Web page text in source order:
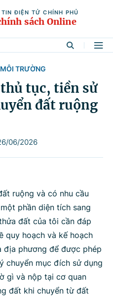
TIN ĐIỆN TỬ CHÍNH PHỦ
sách Online
Nhập lại
TRƯỜNG
tục, tiền sử
đất ruộng
06/2026
ruộng và có nhu cầu
phần diện tích sang
đất của tôi cần đáp
quy hoạch và kế hoạch
địa phương để được phép
chuyển mục đích sử dụng
gì và nộp tại cơ quan
đất khi chuyển từ đất